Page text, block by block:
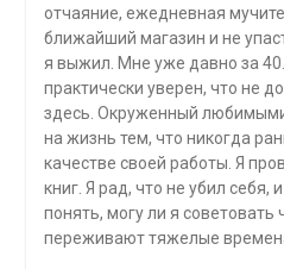
отчаяние, ежедневная
ближайший магазин и не
я выжил. Мне уже давно за
практически уверен, что не
здесь. Окруженный
на жизнь тем, что никогда
качестве своей работы. Я
книг. Я рад, что не убил себя,
понять, могу ли я советовать
переживают тяже­лые